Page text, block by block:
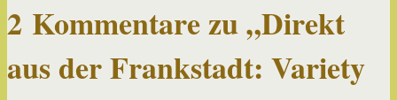
2 Kommentare zu „Direkt
aus der Frankstadt: Variety